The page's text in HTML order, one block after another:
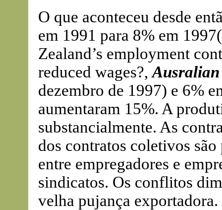
O que aconteceu desde
em 1991 para 8% em
Zealand’s employment
reduced wages?,Ausralian
dezembro de 1997) e 6%
aumentaram 15%. A
substancialmente. As
dos contratos coletivos
entre empregadores e
sindicatos. Os conflitos
velha pujança exportadora.